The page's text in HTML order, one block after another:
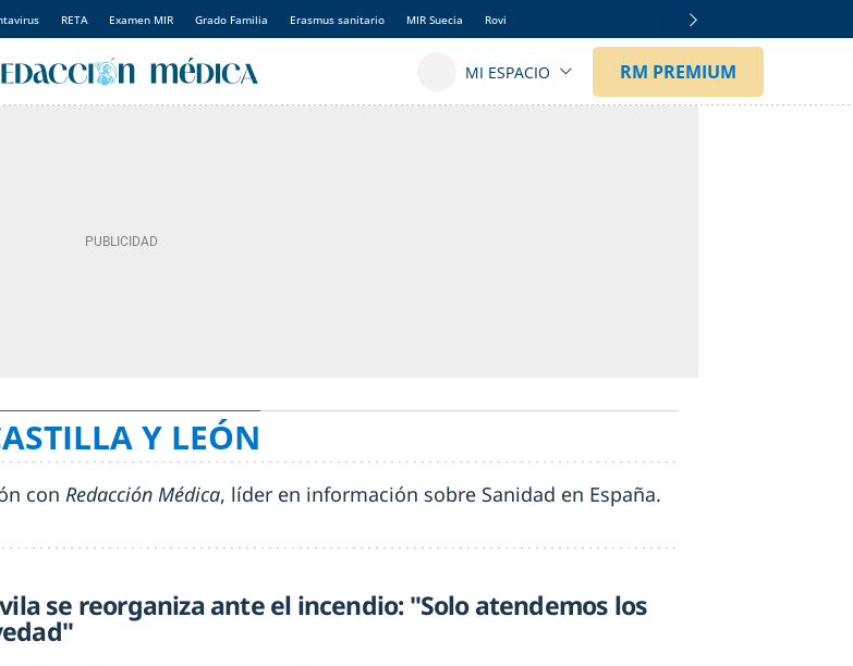
RETA Examen MIR Grado Familia Erasmus sanitario MIR Suecia Rovi
Y LEÓN
con Redacción Médica, líder en información sobre Sanidad en España.
se reorganiza ante el incendio: "Solo atendemos los